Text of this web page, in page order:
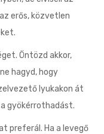
erős, közvetlen
Öntözd akkor,
hagyd, hogy
lyukakon át
gyökérrothadást.
preferál. Ha a levegő